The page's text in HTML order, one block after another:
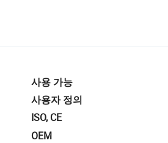
사용 가능
사용자 정의
ISO, CE
OEM